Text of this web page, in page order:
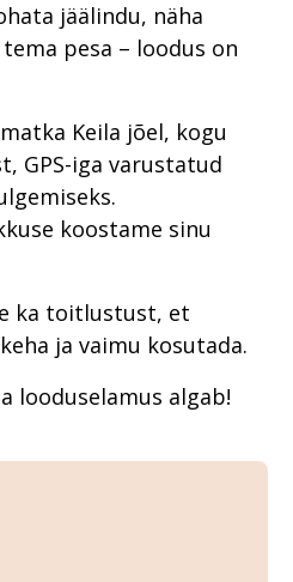
jäälindu, näha
pesa – loodus on
Keila jõel, kogu
GPS-iga varustatud
koostame sinu
ka toitlustust, et
ja vaimu kosutada.
looduselamus algab!